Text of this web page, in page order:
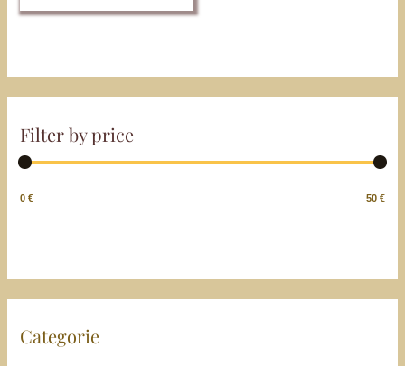
Filter by price
0 € 50 €
Categorie